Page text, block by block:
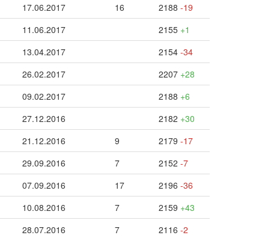
17.06.2017 16 2188 -19
11.06.2017 2155 +1
13.04.2017 2154 -34
26.02.2017 2207 +28
09.02.2017 2188 +6
27.12.2016 2182 +30
21.12.2016 9 2179 -17
29.09.2016 7 2152 -7
07.09.2016 17 2196 -36
10.08.2016 7 2159 +43
28.07.2016 7 2116 -2